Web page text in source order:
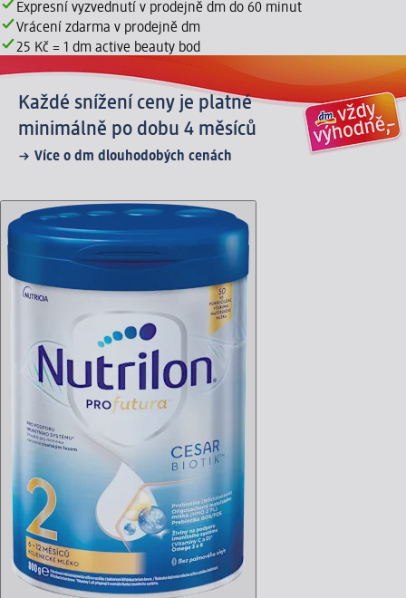
Expresní vyzvednutí v prodejně dm do 60 minut
Vrácení zdarma v prodejně dm
25 Kč = 1 dm active beauty bod
Každé snížení ceny je platné
minimálně po dobu 4 měsíců
Více o dm dlouhodobých cenách